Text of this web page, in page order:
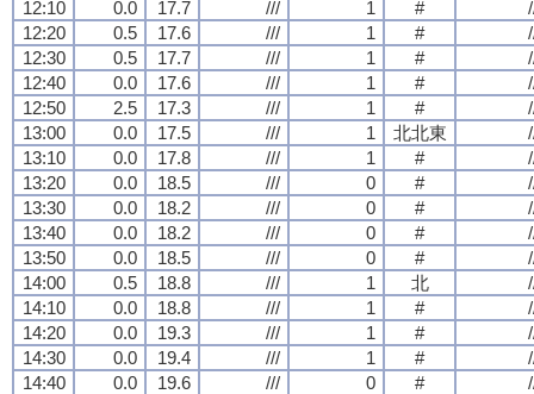
12:10
0.0 17.7 /// 1 #
12:20
0.5 17.6 /// 1 #
12:30
0.5 17.7 /// 1 #
12:40
0.0 17.6 /// 1 #
12:50
2.5 17.3 /// 1 #
13:00
0.0 17.5 /// 1 北北東
13:10
0.0 17.8 /// 1 #
13:20
0.0 18.5 /// 0 #
13:30
0.0 18.2 /// 0 #
13:40
0.0 18.2 /// 0 #
13:50
0.0 18.5 /// 0 #
14:00
0.5 18.8 /// 1 北
14:10
0.0 18.8 /// 1 #
14:20
0.0 19.3 /// 1 #
14:30
0.0 19.4 /// 1 #
14:40
0.0 19.6 /// 0 #